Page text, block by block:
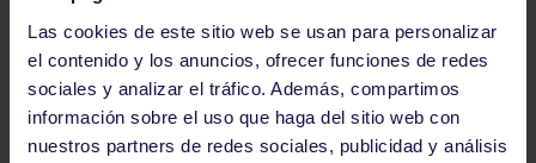
Las cookies de este sitio web se usan para personalizar
el contenido y los anuncios, ofrecer funciones de redes
sociales y analizar el tráfico. Además, compartimos
información sobre el uso que haga del sitio web con
nuestros partners de redes sociales, publicidad y análisis